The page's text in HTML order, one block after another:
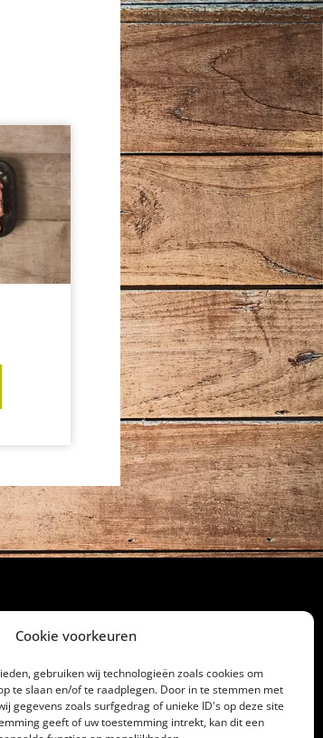
Cookie voorkeuren
gebruiken wij technologieën zoals cookies om
te slaan en/of te raadplegen. Door in te stemmen met
gegevens zoals surfgedrag of unieke ID's op deze site
geeft of uw toestemming intrekt, kan dit een